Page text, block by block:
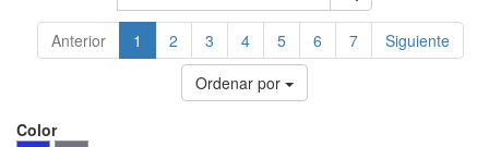
Anterior 1 2 3 4 5 6 7
Siguiente
Ordenar por
Color